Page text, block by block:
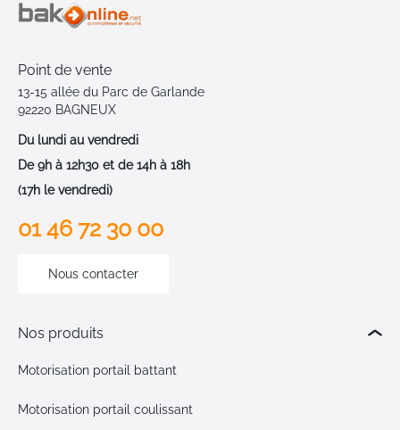
Point de vente
13-15 allée du Parc de Garlande
92220 BAGNEUX
Du lundi au vendredi
De 9h à 12h30 et de 14h à 18h
(17h le vendredi)
01 46 72 30 00
Nous contacter
Nos produits
Motorisation portail battant
Motorisation portail coulissant